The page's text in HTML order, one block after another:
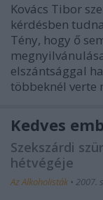
Kovács Tibor
kérdésben
Tény, hogy ő
elszántsággal
többeknél verte
Kedves
Szekszárdi
hétvégéje
Az Alkoholisták • 2007.